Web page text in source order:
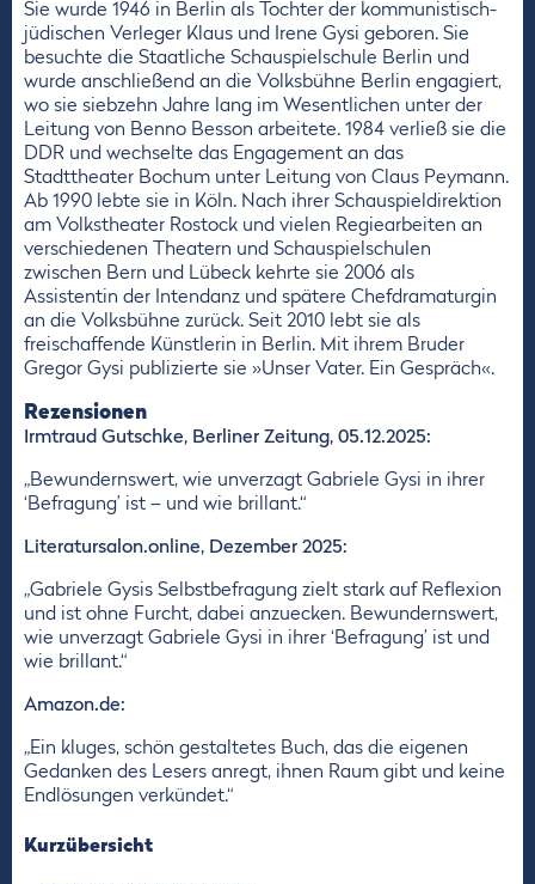
Sie wurde 1946 in Berlin als Tochter der kommunistisch-
jüdischen Verleger Klaus und Irene Gysi geboren. Sie
besuchte die Staatliche Schauspielschule Berlin und
wurde anschließend an die Volksbühne Berlin engagiert,
wo sie siebzehn Jahre lang im Wesentlichen unter der
Leitung von Benno Besson arbeitete. 1984 verließ sie die
DDR und wechselte das Engagement an das
Stadttheater Bochum unter Leitung von Claus Peymann.
Ab 1990 lebte sie in Köln. Nach ihrer Schauspieldirektion
am Volkstheater Rostock und vielen Regiearbeiten an
verschiedenen Theatern und Schauspielschulen
zwischen Bern und Lübeck kehrte sie 2006 als
Assistentin der Intendanz und spätere Chefdramaturgin
an die Volksbühne zurück. Seit 2010 lebt sie als
freischaffende Künstlerin in Berlin. Mit ihrem Bruder
Gregor Gysi publizierte sie »Unser Vater. Ein Gespräch«.
Rezensionen
Irmtraud Gutschke, Berliner Zeitung, 05.12.2025:
„Bewundernswert, wie unverzagt Gabriele Gysi in ihrer
‘Befragung’ ist – und wie brillant.“
Literatursalon.online, Dezember 2025:
„Gabriele Gysis Selbstbefragung zielt stark auf Reflexion
und ist ohne Furcht, dabei anzuecken. Bewundernswert,
wie unverzagt Gabriele Gysi in ihrer ‘Befragung’ ist und
wie brillant.“
Amazon.de:
„Ein kluges, schön gestaltetes Buch, das die eigenen
Gedanken des Lesers anregt, ihnen Raum gibt und keine
Endlösungen verkündet.“
Kurzübersicht